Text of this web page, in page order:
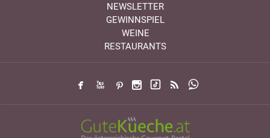
NEWSLETTER
GEWINNSPIEL
WEINE
RESTAURANTS